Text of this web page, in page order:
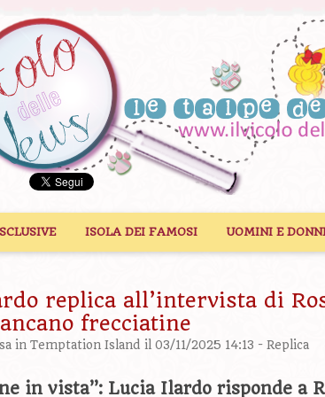
ISOLA DEI FAMOSI UOMINI E
replica all’intervista di
frecciatine
in Temptation Island il 03/11/2025 14:13 - Replica
in vista”: Lucia Ilardo risponde a